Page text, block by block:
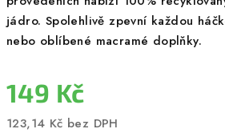
jádro. Spolehlivě zpevní každou
nebo oblíbené macramé doplňky.
149 Kč
123,14 Kč bez DPH